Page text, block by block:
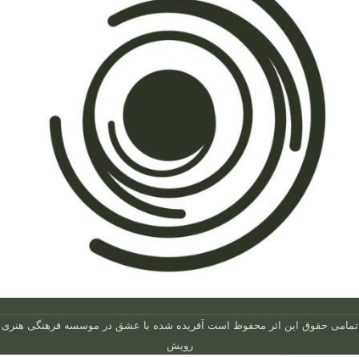
تمامی حقوق این اثر محفوظ است آفریده شده با عشق در موسسه فرهنگی هنری
رویش